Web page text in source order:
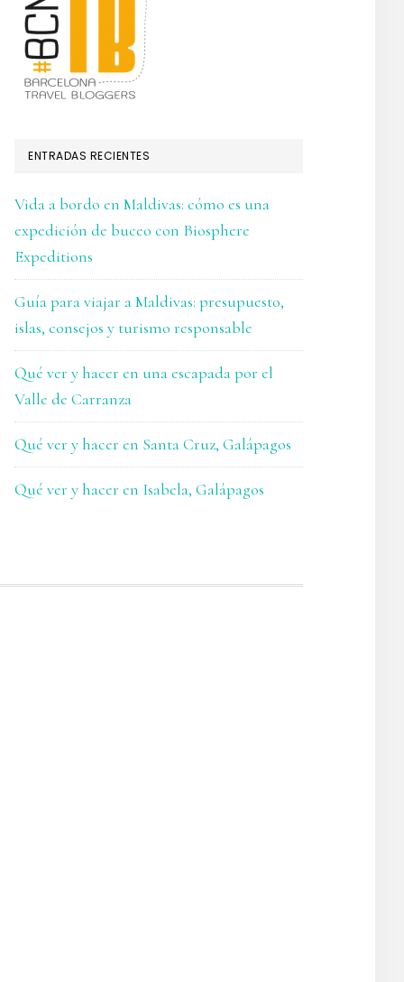
ENTRADAS RECIENTES
Vida a bordo en Maldivas: cómo es una
expedición de buceo con Biosphere
Expeditions
Guía para viajar a Maldivas: presupuesto,
islas, consejos y turismo responsable
Qué ver y hacer en una escapada por el
Valle de Carranza
Qué ver y hacer en Santa Cruz, Galápagos
Qué ver y hacer en Isabela, Galápagos